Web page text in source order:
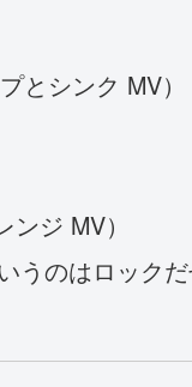
とシンク MV）
ジ MV）
のはロックだ